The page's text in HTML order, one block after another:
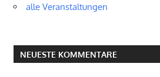
alle Veranstaltungen
NEUESTE KOMMENTARE